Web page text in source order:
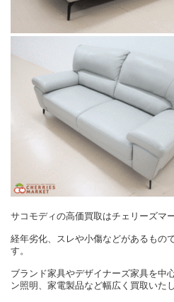
サコモディの高価買取はチェリーズマ
経年劣化、スレや小傷などがあるもの
す。
ブランド家具やデザイナーズ家具を中
ン照明、家電製品など幅広く買取いた